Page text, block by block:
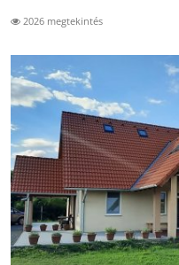
2026 megtekintés